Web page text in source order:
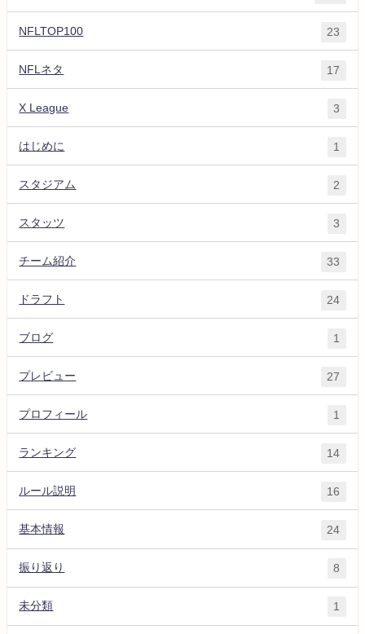
NFLTOP100 23
NFLネタ 17
X League 3
はじめに 1
スタジアム 2
スタッツ 3
チーム紹介 33
ドラフト 24
ブログ 1
プレビュー 27
プロフィール 1
ランキング 14
ルール説明 16
基本情報 24
振り返り 8
未分類 1